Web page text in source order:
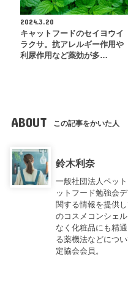
2024.3.20
キャットフードのセイヨウイ
ラクサ。抗アレルギー作用や
利尿作用など薬効が多…
ABOUT この記事をかいた人
鈴木利奈
一般社団法人ペッ
ットフード勉強会
関する情報を提供
のコスメコンシェ
なく化粧品にも精
る薬機法などにつ
定協会会員。